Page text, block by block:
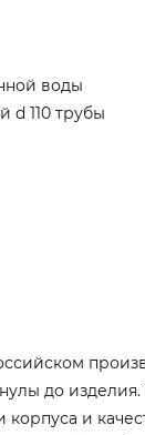
воды
110 трубы
до изделия.
корпуса и